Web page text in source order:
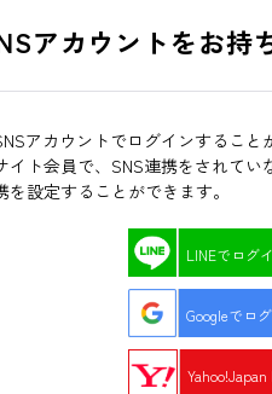
アカウントをお持
アカウントでログインすること
イト会員で、SNS連携をされて
を設定することができます。
LINEでログ
Googleでロ